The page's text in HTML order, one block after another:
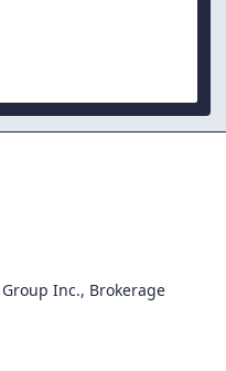
Inc., Brokerage